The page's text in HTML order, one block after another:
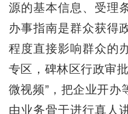
源的基本信息、受理
办事指南是群众获得
程度直接影响群众的
专区，碑林区行政审
微视频”，把企业开办
由业务骨干进行真人